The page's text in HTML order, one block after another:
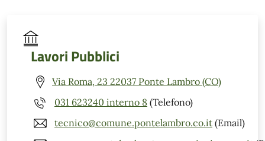
Lavori Pubblici
Via Roma, 23 22037 Ponte Lambro (CO)
031 623240 interno 8 (Telefono)
tecnico@comune.pontelambro.co.it (Email)